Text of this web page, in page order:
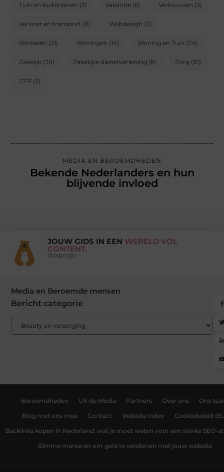
Tuin en buitenleven (3) Vakantie (6) Verbouwen (2)
Vervoer en transport (11) Webdesign (2)
Winkelen (21) Woningen (14) Woning en Tuin (24)
Zakelijk (20) Zakelijke dienstverlening (8) Zorg (10)
ZZP (3)
MEDIA EN BEROEMDHEDEN
Bekende Nederlanders en hun
blijvende invloed
JOUW GIDS IN EEN WERELD VOL
CONTENT.
Wapngo
Media en Beroemde mensen
Bericht categorie
Beroemdheden Uit de Media Partners Over ons Ons
Blog met ons mee Contact Website index Cookiebeleid
Backlinks kopen in Nederland: wat je moet weten voor een sterke SEO-
Slimme manieren om geld te verdienen met jouw website